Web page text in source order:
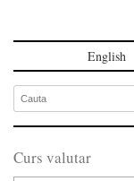
English
Curs valutar